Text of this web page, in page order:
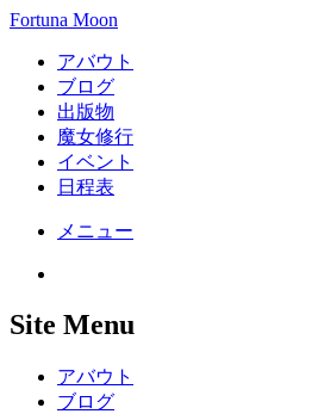
Fortuna Moon
アバウト
ブログ
出版物
魔女修行
イベント
日程表
メニュー
Site Menu
アバウト
ブログ